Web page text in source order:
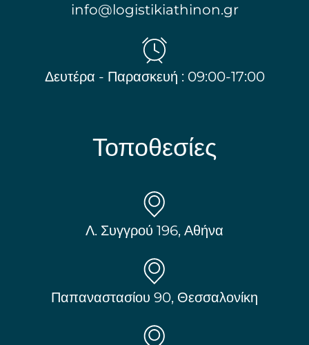
info@logistikiathinon.gr
Δευτέρα - Παρασκευή : 09:00-17:00
Τοποθεσίες
Λ. Συγγρού 196, Αθήνα
Παπαναστασίου 90, Θεσσαλονίκη